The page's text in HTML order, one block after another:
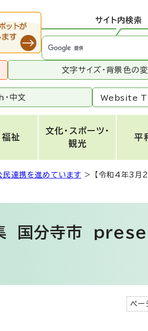
サイト内検索
文字サイズ・背景色の
・ 中文 Website
福祉
文化・スポーツ・
観光
平
民連携を進めています >
【令和4年3
集 国分寺市
ペ